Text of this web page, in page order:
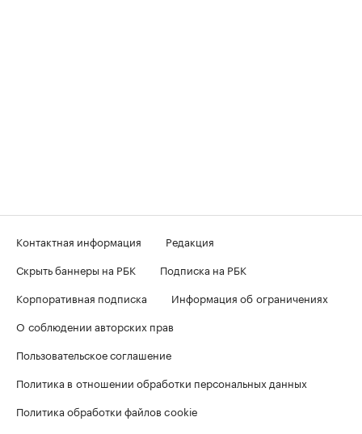
Контактная информация
Редакция
Скрыть баннеры на РБК
Подписка на РБК
Корпоративная подписка
Информация об ограничениях
О соблюдении авторских прав
Пользовательское соглашение
Политика в отношении обработки персональных данных
Политика обработки файлов cookie